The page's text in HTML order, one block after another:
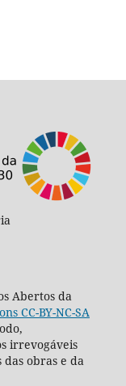
Abertos da
CC-BY-NC-SA
irrevogáveis
obras e da